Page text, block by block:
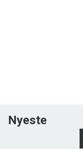
Nyeste